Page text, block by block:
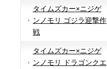
タイムズカー×ニジゲ
ンノモリ ゴジラ迎撃作
戦
タイムズカー×ニジゲ
ンノモリ ドラゴンクエ